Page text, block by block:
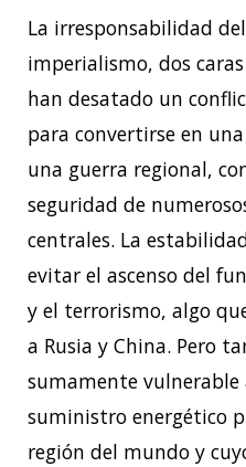
La irresponsabilidad
imperialismo, dos
han desatado un
para convertirse en
una guerra regional,
seguridad de
centrales. La
evitar el ascenso del
y el terrorismo, algo
a Rusia y China. Pero
sumamente vulnerable
suministro energético
región del mundo y